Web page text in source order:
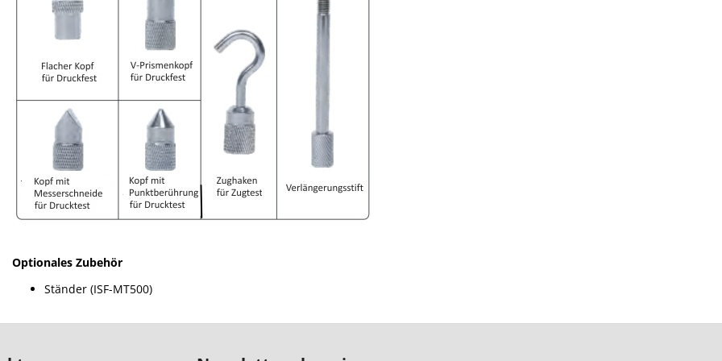
Optionales Zubehör
Ständer (ISF-MT500)